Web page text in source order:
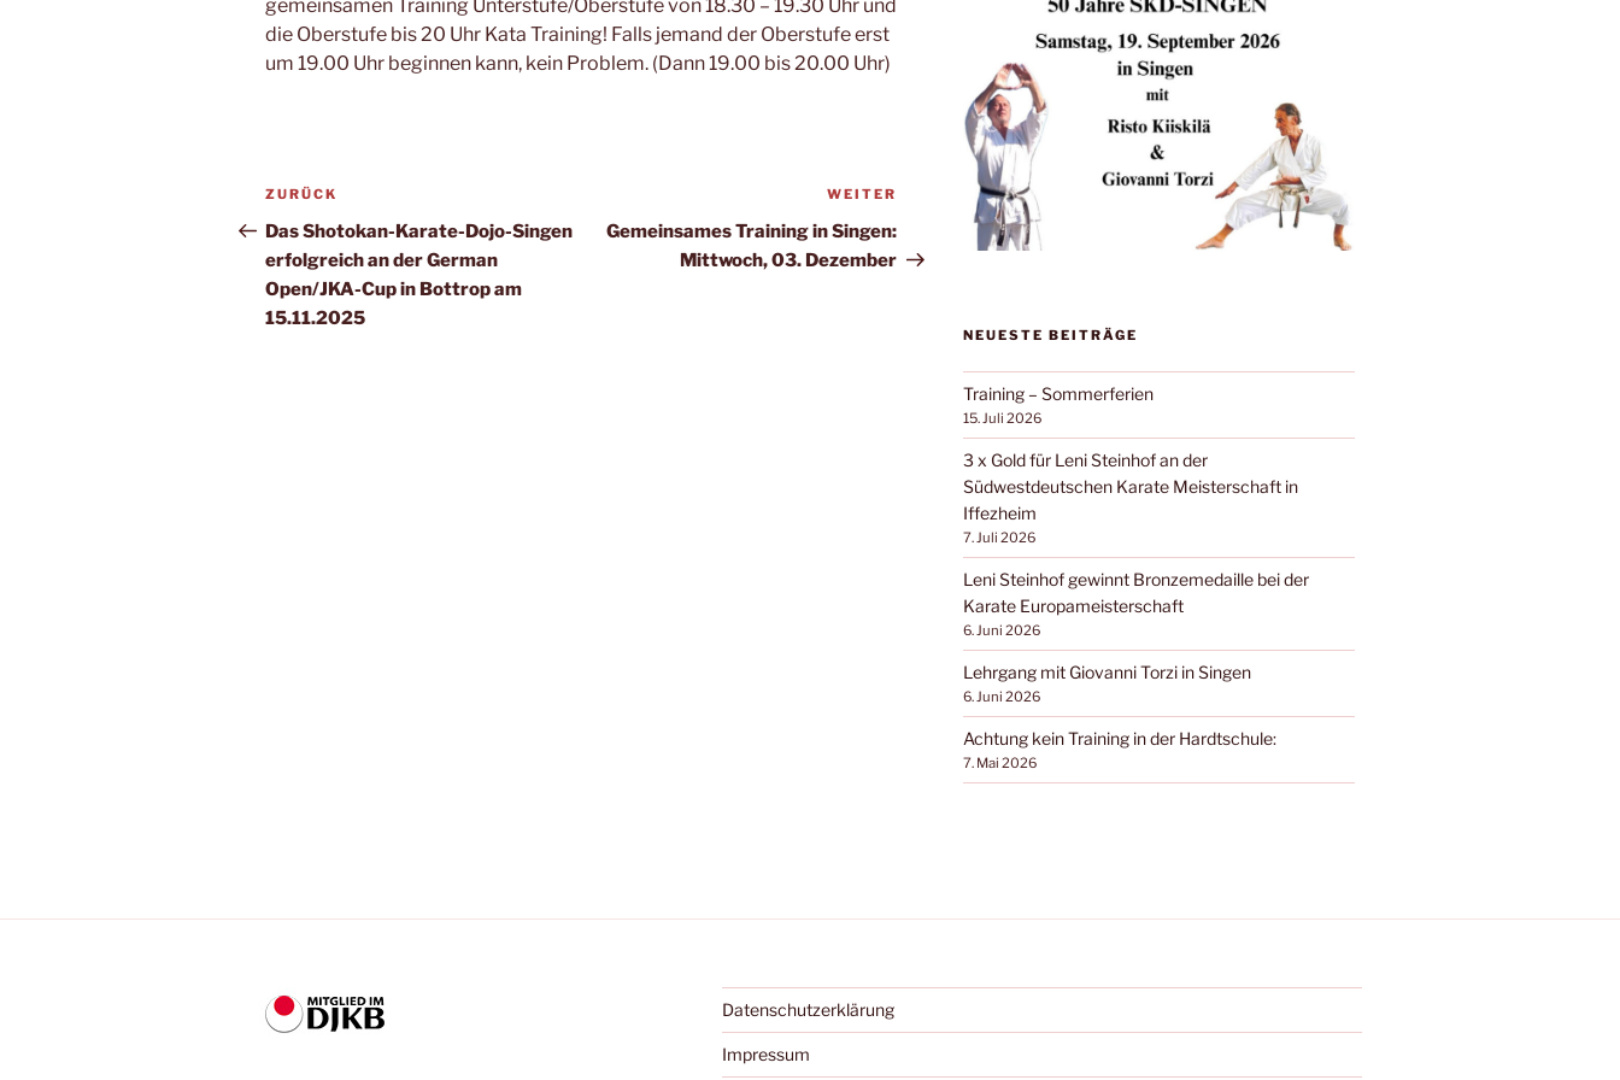
gemeinsamen Training Unterstufe/Oberstufe von 18.30 – 19.30 Uhr und
die Oberstufe bis 20 Uhr Kata Training! Falls jemand der Oberstufe erst
um 19.00 Uhr beginnen kann, kein Problem. (Dann 19.00 bis 20.00 Uhr)
Beitragsnavigation
Vorheriger
Beitrag
ZURÜCK
Das Shotokan-Karate-Dojo-Singen
erfolgreich an der German
Open/JKA-Cup in Bottrop am
15.11.2025
Nächster
Beitrag
WEITER
Gemeinsames Training in Singen:
Mittwoch, 03. Dezember
NEUESTE BEITRÄGE
Training – Sommerferien
15. Juli 2026
3 x Gold für Leni Steinhof an der
Südwestdeutschen Karate Meisterschaft in
Iffezheim
7. Juli 2026
Leni Steinhof gewinnt Bronzemedaille bei der
Karate Europameisterschaft
6. Juni 2026
Lehrgang mit Giovanni Torzi in Singen
6. Juni 2026
Achtung kein Training in der Hardtschule:
7. Mai 2026
Datenschutzerklärung
Impressum